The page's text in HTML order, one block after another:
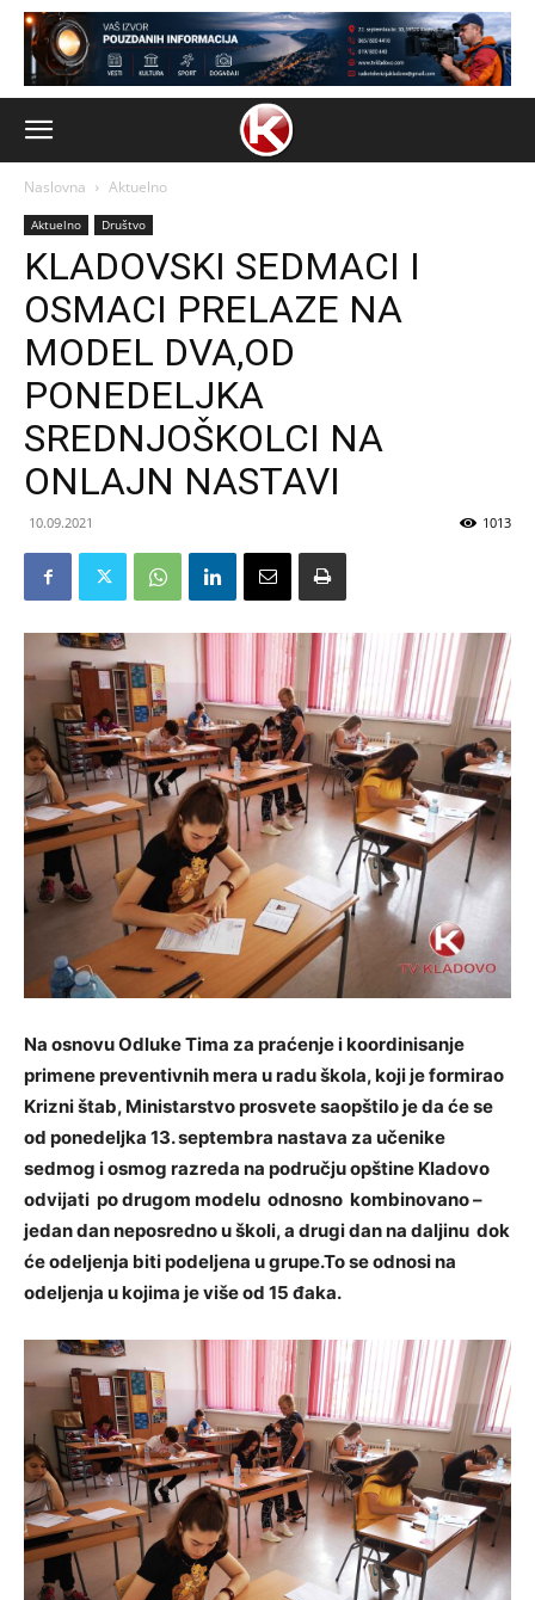
Naslovna Aktuelno
Aktuelno Društvo
KLADOVSKI SEDMACI I
OSMACI PRELAZE NA
MODEL DVA,OD
PONEDELJKA
SREDNJOŠKOLCI NA
ONLAJN NASTAVI
10.09.2021 1013
Na osnovu Odluke Tima za praćenje i koordinisanje
primene preventivnih mera u radu škola, koji je formirao
Krizni štab, Ministarstvo prosvete saopštilo je da će se
od ponedeljka 13. septembra nastava za učenike
sedmog i osmog razreda na području opštine Kladovo
odvijati po drugom modelu odnosno kombinovano –
jedan dan neposredno u školi, a drugi dan na daljinu dok
će odeljenja biti podeljena u grupe.To se odnosi na
odeljenja u kojima je više od 15 đaka.